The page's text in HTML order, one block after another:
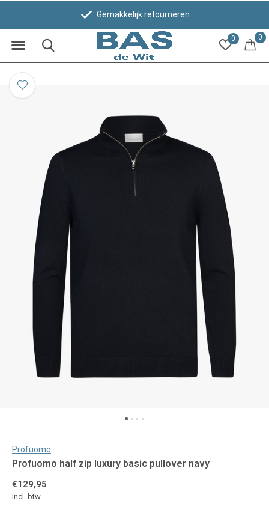
0 0
Gemakkelijk retourneren
Profuomo
Profuomo half zip luxury basic pullover navy
€129,95
Incl. btw